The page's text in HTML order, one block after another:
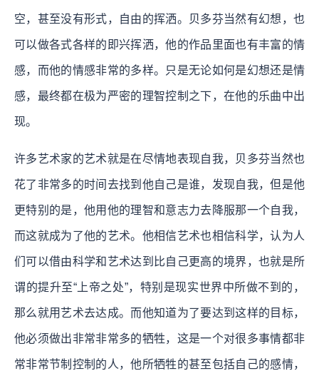
空，甚至没有形式，自由的挥洒。贝多芬当然有幻想，也
可以做各式各样的即兴挥洒，他的作品里面也有丰富的情
感，而他的情感非常的多样。只是无论如何是幻想还是情
感，最终都在极为严密的理智控制之下，在他的乐曲中出
现。
许多艺术家的艺术就是在尽情地表现自我，贝多芬当然也
花了非常多的时间去找到他自己是谁，发现自我，但是他
更特别的是，他用他的理智和意志力去降服那一个自我，
而这就成为了他的艺术。他相信艺术也相信科学，认为人
们可以借由科学和艺术达到比自己更高的境界，也就是所
谓的提升至“上帝之处”，特别是现实世界中所做不到的，
那么就用艺术去达成。而他知道为了要达到这样的目标，
他必须做出非常非常多的牺牲，这是一个对很多事情都非
常非常节制控制的人，他所牺牲的甚至包括自己的感情，